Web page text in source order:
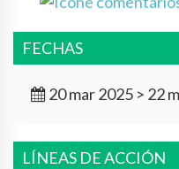
FECHAS
20 mar 2025 > 22
LÍNEAS DE ACCIÓN